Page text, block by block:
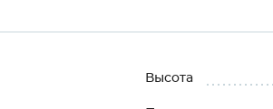
Высота